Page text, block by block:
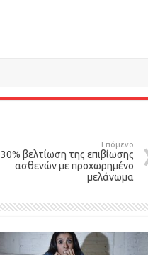
Επόμενο
30% βελτίωση της επιβίωσης
ασθενών με προχωρημένο
μελάνωμα